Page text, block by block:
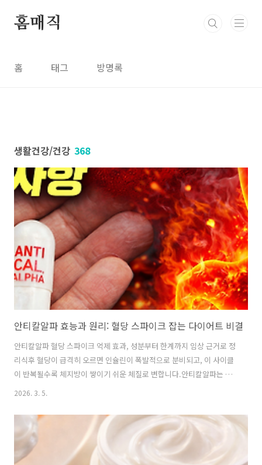
홈매직
홈 태그 방명록
생활건강/건강 368
안티칼알파 효능과 원리: 혈당 스파이크 잡는 다이어트 비결
안티칼알파 혈당 스파이크 억제 효과, 성분부터 한계까지 임상 근거로 정
리식후 혈당이 급격히 오르면 인슐린이 폭발적으로 분비되고, 이 사이클
이 반복될수록 체지방이 쌓이기 쉬운 체질로 변합니다.안티칼알파는 알
파-사이클로덱스트린(α-CD)이라는 특수 식이섬유를 이용해 이 흡수 속
근거, 섭취 시 주의사항까지 광고 없이 팩트만 정리합니다.1. 안티칼알파
란 무엇인가안티칼알파는 알파-사이클로덱스트린(α-cyclodextrin, α-
CD)을 핵심 성분으로 하는 혈당·체중 관리 보조제입니다. 식후 혈당 급
상승과 인슐린 과분비를 줄이는 것을 목적으로 설계되었으며, 지방을 직
2026. 3. 5.